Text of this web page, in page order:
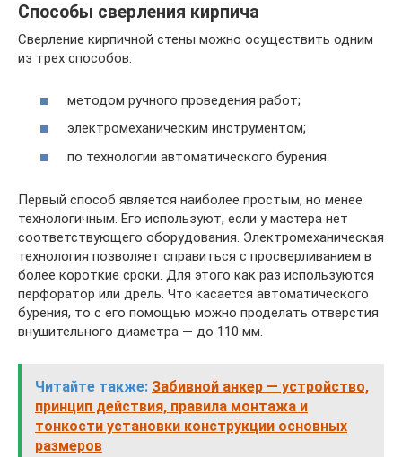
Способы сверления кирпича
Сверление кирпичной стены можно осуществить одним
из трех способов:
методом ручного проведения работ;
электромеханическим инструментом;
по технологии автоматического бурения.
Первый способ является наиболее простым, но менее
технологичным. Его используют, если у мастера нет
соответствующего оборудования. Электромеханическая
технология позволяет справиться с просверливанием в
более короткие сроки. Для этого как раз используются
перфоратор или дрель. Что касается автоматического
бурения, то с его помощью можно проделать отверстия
внушительного диаметра — до 110 мм.
Читайте также: Забивной анкер — устройство,
принцип действия, правила монтажа и
тонкости установки конструкции основных
размеров